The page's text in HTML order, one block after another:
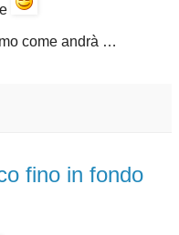
come andrà …
fino in fondo